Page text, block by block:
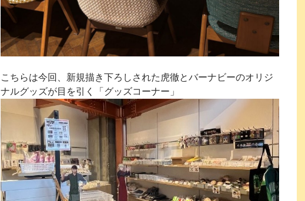
こちらは今回、新規描き下ろしされた虎徹とバーナビーのオリジ
ナルグッズが目を引く「グッズコーナー」